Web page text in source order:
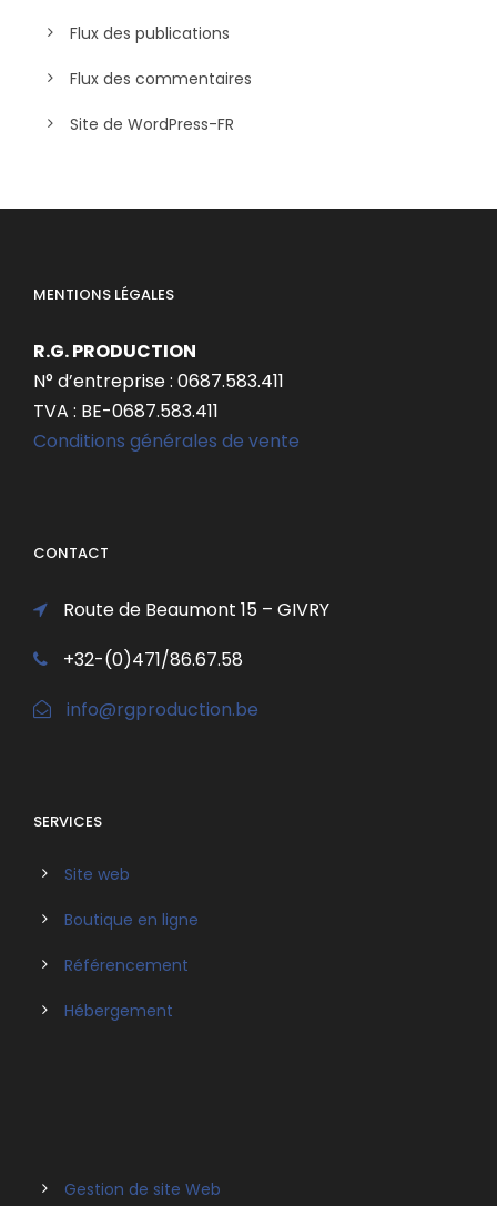
Flux des publications
Flux des commentaires
Site de WordPress-FR
MENTIONS LÉGALES
R.G. PRODUCTION
N° d’entreprise : 0687.583.411
TVA : BE-0687.583.411
Conditions générales de vente
CONTACT
Route de Beaumont 15 – GIVRY
+32-(0)471/86.67.58
info@rgproduction.be
SERVICES
Site web
Boutique en ligne
Référencement
Hébergement
Gestion de site Web